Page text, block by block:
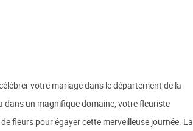
votre mariage dans le département de la
dans un magnifique domaine, votre fleuriste
fleurs pour égayer cette merveilleuse journée. La